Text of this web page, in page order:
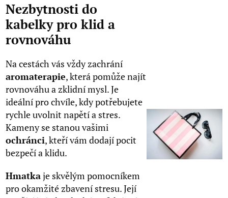
Nezbytnosti do
kabelky pro klid a
rovnováhu
Na cestách vás vždy zachrání
aromaterapie, která pomůže najít
rovnováhu a zklidní mysl. Je
ideální pro chvíle, kdy potřebujete
rychle uvolnit napětí a stres.
Kameny se stanou vašimi
ochránci, kteří vám dodají pocit
bezpečí a klidu.
Hmatkaje skvělým pomocníkem
pro okamžité zbavení stresu. Její